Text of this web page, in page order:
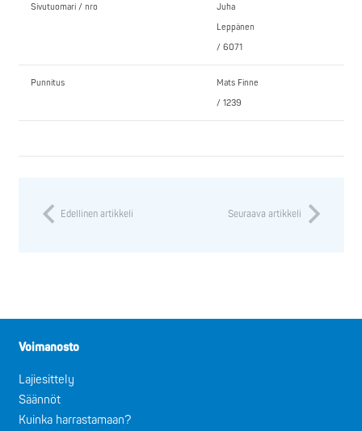
Sivutuomari / nro
Juha
Leppänen
/ 6071
Punnitus
Mats Finne
/ 1239
Edellinen artikkeli Seuraava artikkeli
Voimanosto
Lajiesittely
Säännöt
Kuinka harrastamaan?